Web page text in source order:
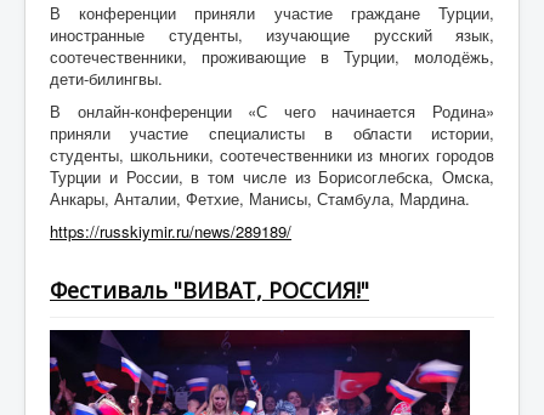
В конференции приняли участие граждане Турции,
иностранные студенты, изучающие русский язык,
соотечественники, проживающие в Турции, молодёжь,
дети-билингвы.
В онлайн-конференции «С чего начинается Родина»
приняли участие специалисты в области истории,
студенты, школьники, соотечественники из многих городов
Турции и России, в том числе из Борисоглебска, Омска,
Анкары, Анталии, Фетхие, Манисы, Стамбула, Мардина.
https://russkiymir.ru/news/289189/
Фестиваль "ВИВАТ, РОССИЯ!"